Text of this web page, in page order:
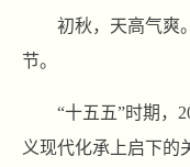
初秋，天高气爽
节。
“十五五”时期，
义现代化承上启下的